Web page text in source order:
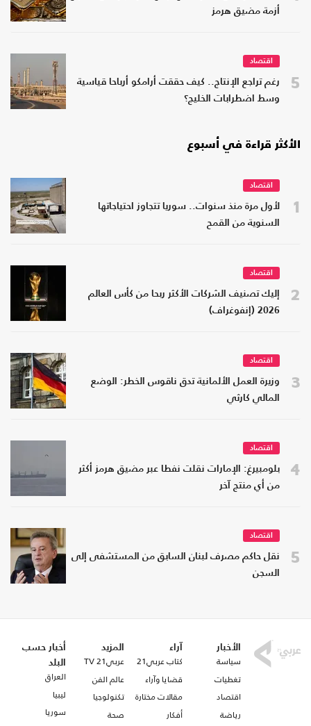
أزمة مضيق هرمز
5
اقتصاد
رغم تراجع الإنتاج.. كيف حققت أرامكو أرباحا قياسية
وسط اضطرابات الخليج؟
الأكثر قراءة في أسبوع
1
اقتصاد
لأول مرة منذ سنوات.. سوريا تتجاوز احتياجاتها
السنوية من القمح
2
اقتصاد
إليك تصنيف الشركات الأكثر ربحا من كأس العالم
2026 (إنفوغراف)
3
اقتصاد
وزيرة العمل الألمانية تدق ناقوس الخطر: الوضع
المالي كارثي
4
اقتصاد
بلومبيرغ: الإمارات نقلت نفطا عبر مضيق هرمز أكثر
من أي منتج آخر
5
اقتصاد
نقل حاكم مصرف لبنان السابق من المستشفى إلى
السجن
الأخبار
سياسة
تغطيات
اقتصاد
رياضة
آراء
كتاب عربي21
قضايا وآراء
مقالات مختارة
أفكار
المزيد
عربي21 TV
عالم الفن
تكنولوجيا
صحة
أخبار حسب
البلد
العراق
ليبيا
سوريا